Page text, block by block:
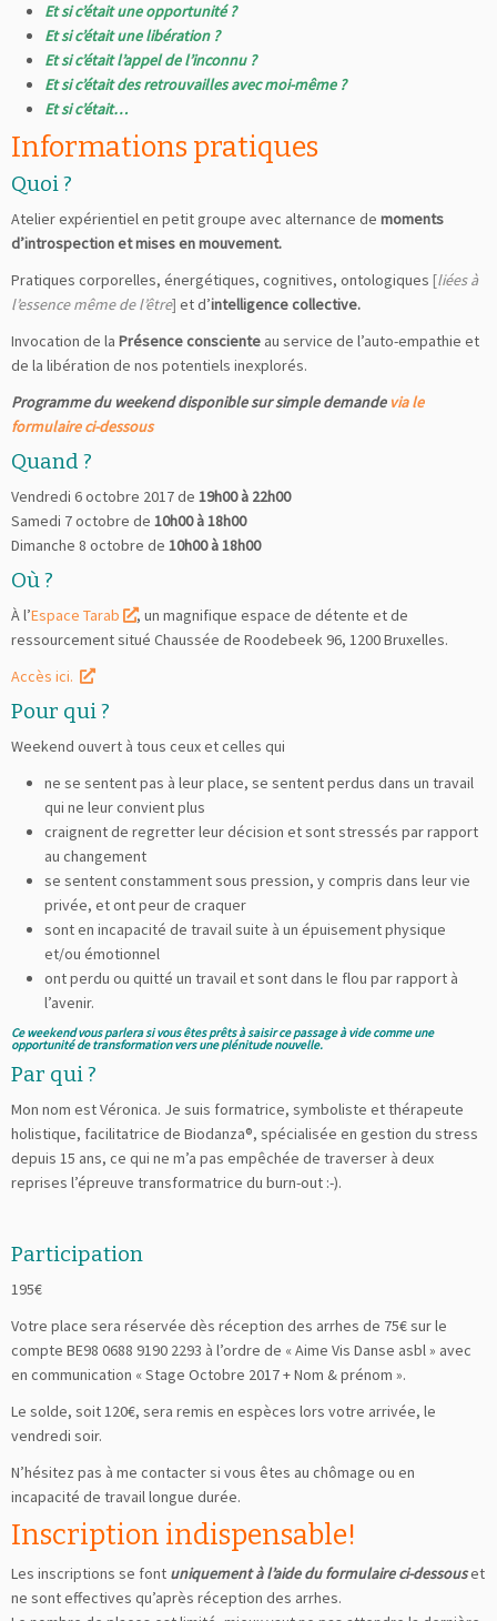
Et si c’était une opportunité ?
Et si c’était une libération ?
Et si c’était l’appel de l’inconnu ?
Et si c’était des retrouvailles avec moi-même ?
Et si c’était…
Informations pratiques
Quoi ?
Atelier expérientiel en petit groupe avec alternance de moments
d’introspection et mises en mouvement.
Pratiques corporelles, énergétiques, cognitives, ontologiques [liées à
l’essence même de l’être] et d’intelligence collective.
Invocation de la Présence consciente au service de l’auto-empathie et
de la libération de nos potentiels inexplorés.
Programme du weekend disponible sur simple demande via le
formulaire ci-dessous
Quand ?
Vendredi 6 octobre 2017 de 19h00 à 22h00
Samedi 7 octobre de 10h00 à 18h00
Dimanche 8 octobre de 10h00 à 18h00
Où ?
À l’Espace Tarab
, un magnifique espace de détente et de
ressourcement situé Chaussée de Roodebeek 96, 1200 Bruxelles.
Accès ici.
Pour qui ?
Weekend ouvert à tous ceux et celles qui
ne se sentent pas à leur place, se sentent perdus dans un travail
qui ne leur convient plus
craignent de regretter leur décision et sont stressés par rapport
au changement
se sentent constamment sous pression, y compris dans leur vie
privée, et ont peur de craquer
sont en incapacité de travail suite à un épuisement physique
et/ou émotionnel
ont perdu ou quitté un travail et sont dans le flou par rapport à
l’avenir.
Ce weekend vous parlera si vous êtes prêts à saisir ce passage à vide comme une
opportunité de transformation vers une plénitude nouvelle.
Par qui ?
Mon nom est Véronica. Je suis formatrice, symboliste et thérapeute
holistique, facilitatrice de Biodanza®, spécialisée en gestion du stress
depuis 15 ans, ce qui ne m’a pas empêchée de traverser à deux
reprises l’épreuve transformatrice du burn-out :-).
Participation
195€
Votre place sera réservée dès réception des arrhes de 75€ sur le
compte BE98 0688 9190 2293 à l’ordre de « Aime Vis Danse asbl » avec
en communication « Stage Octobre 2017 + Nom & prénom ».
Le solde, soit 120€, sera remis en espèces lors votre arrivée, le
vendredi soir.
N’hésitez pas à me contacter si vous êtes au chômage ou en
incapacité de travail longue durée.
Inscription indispensable!
Les inscriptions se font uniquement à l’aide du formulaire ci-dessouset
ne sont effectives qu’après réception des arrhes.